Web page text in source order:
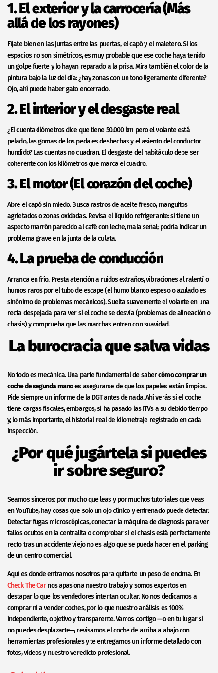
1. El exterior y la carrocería (Más
allá de los rayones)
Fíjate bien en las juntas entre las puertas, el capó y el maletero. Si los
espacios no son simétricos, es muy probable que ese coche haya tenido
un golpe fuerte y lo hayan reparado a la prisa. Mira también el color de la
pintura bajo la luz del día: ¿hay zonas con un tono ligeramente diferente?
Ojo, ahí puede haber gato encerrado.
2. El interior y el desgaste real
¿El cuentakilómetros dice que tiene 50.000 km pero el volante está
pelado, las gomas de los pedales deshechas y el asiento del conductor
hundido? Las cuentas no cuadran. El desgaste del habitáculo debe ser
coherente con los kilómetros que marca el cuadro.
3. El motor (El corazón del coche)
Abre el capó sin miedo. Busca rastros de aceite fresco, manguitos
agrietados o zonas oxidadas. Revisa el líquido refrigerante: si tiene un
aspecto marrón parecido al café con leche, mala señal; podría indicar un
problema grave en la junta de la culata.
4. La prueba de conducción
Arranca en frío. Presta atención a ruidos extraños, vibraciones al ralentí o
humos raros por el tubo de escape (el humo blanco espeso o azulado es
sinónimo de problemas mecánicos). Suelta suavemente el volante en una
recta despejada para ver si el coche se desvía (problemas de alineación o
chasis) y comprueba que las marchas entren con suavidad.
La burocracia que salva vidas
No todo es mecánica. Una parte fundamental de sabercómo comprar un
coche de segunda manoes asegurarse de que los papeles están limpios.
Pide siempre un informe de la DGT antes de nada. Ahí verás si el coche
tiene cargas fiscales, embargos, si ha pasado las ITVs a su debido tiempo
y, lo más importante, el historial real de kilometraje registrado en cada
inspección.
¿Por qué jugártela si puedes
ir sobre seguro?
Seamos sinceros: por mucho que leas y por muchos tutoriales que veas
en YouTube, hay cosas que solo un ojo clínico y entrenado puede detectar.
Detectar fugas microscópicas, conectar la máquina de diagnosis para ver
fallos ocultos en la centralita o comprobar si el chasis está perfectamente
recto tras un accidente viejo no es algo que se pueda hacer en el parking
de un centro comercial.
Aquí es donde entramos nosotros para quitarte un peso de encima. En
Check The Carnos apasiona nuestro trabajo y somos expertos en
destapar lo que los vendedores intentan ocultar. No nos dedicamos a
comprar ni a vender coches, por lo que nuestro análisis es 100%
independiente, objetivo y transparente. Vamos contigo —o en tu lugar si
no puedes desplazarte—, revisamos el coche de arriba a abajo con
herramientas profesionales y te entregamos un informe detallado con
fotos, vídeos y nuestro veredicto profesional.